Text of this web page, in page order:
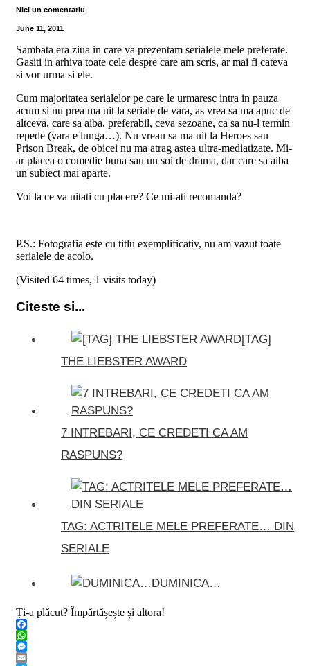
Nici un comentariu
June 11, 2011
Sambata era ziua in care va prezentam serialele mele preferate.
Gasiti in arhiva toate cele despre care am scris, ar mai fi cateva
si vor urma si ele.
Cum majoritatea serialelor pe care le urmaresc intra in pauza
acum si nu prea ma uit la seriale de vara, as vrea sa ma apuc de
altceva, care sa aiba, preferabil, ceva sezoane, ca sa nu-l termin
repede (vara e lunga…). Nu vreau sa ma uit la Heroes sau
Prison Break, de obicei nu ma atrag astea ultra-mediatizate. Mi-
ar placea o comedie buna sau un soi de drama, dar care sa aiba
un subiect mai aparte.
Voi la ce va uitati cu placere? Ce mi-ati recomanda?
P.S.: Fotografia este cu titlu exemplificativ, nu am vazut toate
serialele de acolo.
(Visited 64 times, 1 visits today)
Citeste si...
[TAG]
THE LIEBSTER AWARD
7 INTREBARI, CE CREDETI CA AM
RASPUNS?
TAG: ACTRITELE MELE PREFERATE… DIN
SERIALE
DUMINICA…
Ți-a plăcut? Împărtășește și altora!
Facebook
WhatsApp
Messenger